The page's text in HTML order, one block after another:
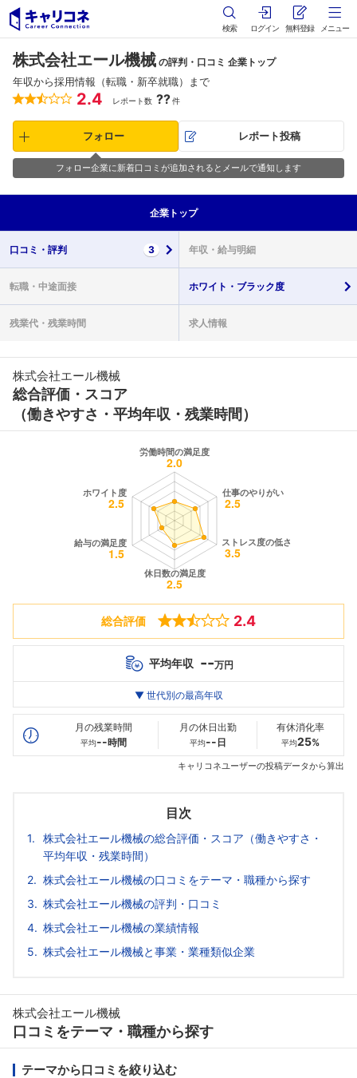
検索 ログイン 無料登録 メニュー
株式会社エール機械 の評判・口コミ 企業トップ
年収から採用情報（転職・新卒就職）まで
2.4 レポート数 ??件
フォロー レポート投稿
フォロー企業に新着口コミが追加されるとメールで通知します
企業 トップ
口コミ・ 評判 3 年収・ 給与明細
転職・ 中途面接 ホワイト・ ブラック度
残業代・ 残業時間 求人情報
株式会社エール機械
総合評価・スコア
（働きやすさ・平均年収・残業時間）
総合評価 2.4
平均年収 --万円
最高年収
20代
--万
30代
--万
--万
▼ 世代別の最高年収
月の残業時間
平均--時間
月の休日出勤
平均-- 日
有休消化率
平均25%
キャリコネユーザーの投稿データから算出
目次
株式会社エール機械の総合評価・スコア（働きやすさ・
平均年収・残業時間）
株式会社エール機械の口コミをテーマ・職種から探す
株式会社エール機械の評判・口コミ
株式会社エール機械の業績情報
株式会社エール機械と事業・業種類似企業
株式会社エール機械
口コミをテーマ・職種から探す
テーマから口コミを絞り込む